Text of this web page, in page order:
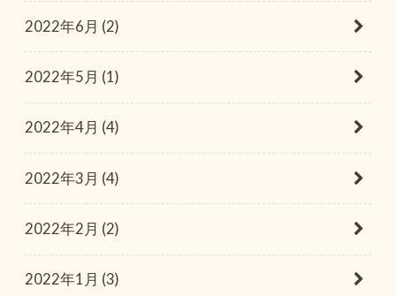
2022年6月 (2)
2022年5月 (1)
2022年4月 (4)
2022年3月 (4)
2022年2月 (2)
2022年1月 (3)